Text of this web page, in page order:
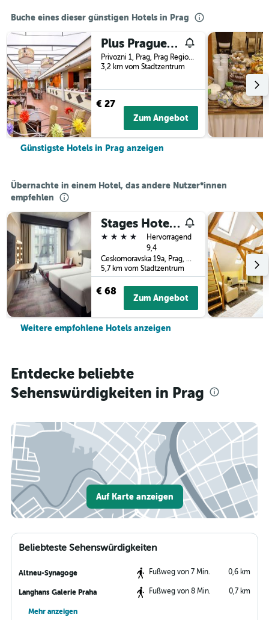
Buche eines dieser günstigen Hotels in Prag
Plus Prague Hostel
Privozni 1, Prag, Prag Region, Tschechien
3,2 km vom Stadtzentrum
€ 27
Zum Angebot
Günstigste Hotels in Prag anzeigen
Übernachte in einem Hotel, das andere Nutzer*innen
empfehlen
Stages Hotel Prague, a Portfolio Hotel
4 Sterne
Hervorragend
9,4
Ceskomoravska 19a, Prag, Prag Region, Tschechien
5,7 km vom Stadtzentrum
€ 68
Zum Angebot
Weitere empfohlene Hotels anzeigen
Entdecke beliebte
Sehenswürdigkeiten in Prag
Auf Karte anzeigen
Beliebteste Sehenswürdigkeiten
Altneu-Synagoge Fußweg von 7 Min. 0,6 km
Langhans Galerie Praha Fußweg von 8 Min. 0,7 km
Mehr anzeigen